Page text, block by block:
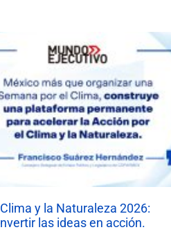
y la Naturaleza 2026:
las ideas en acción.